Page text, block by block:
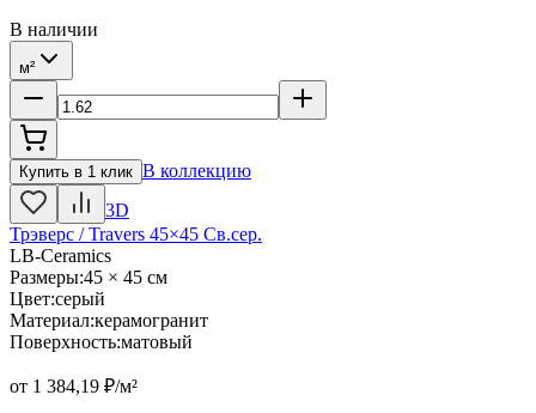
В наличии
м²
Купить в 1 клик В коллекцию
3D
Трэверс / Travers 45×45 Св.сер.
LB-Ceramics
Размеры:45 × 45 см
Цвет:серый
Материал:керамогранит
Поверхность:матовый
от 1 384,19 ₽/м²